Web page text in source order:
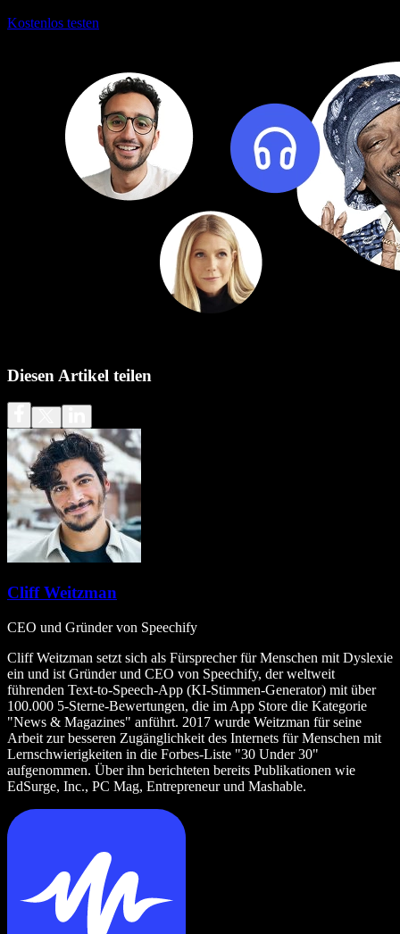
Kostenlos testen
Diesen Artikel teilen
Cliff Weitzman
CEO und Gründer von Speechify
Cliff Weitzman setzt sich als Fürsprecher für Menschen mit Dyslexie
ein und ist Gründer und CEO von Speechify, der weltweit
führenden Text‑to‑Speech‑App (KI‑Stimmen‑Generator) mit über
100.000 5‑Sterne‑Bewertungen, die im App Store die Kategorie
"News & Magazines" anführt. 2017 wurde Weitzman für seine
Arbeit zur besseren Zugänglichkeit des Internets für Menschen mit
Lernschwierigkeiten in die Forbes‑Liste "30 Under 30"
aufgenommen. Über ihn berichteten bereits Publikationen wie
EdSurge, Inc., PC Mag, Entrepreneur und Mashable.